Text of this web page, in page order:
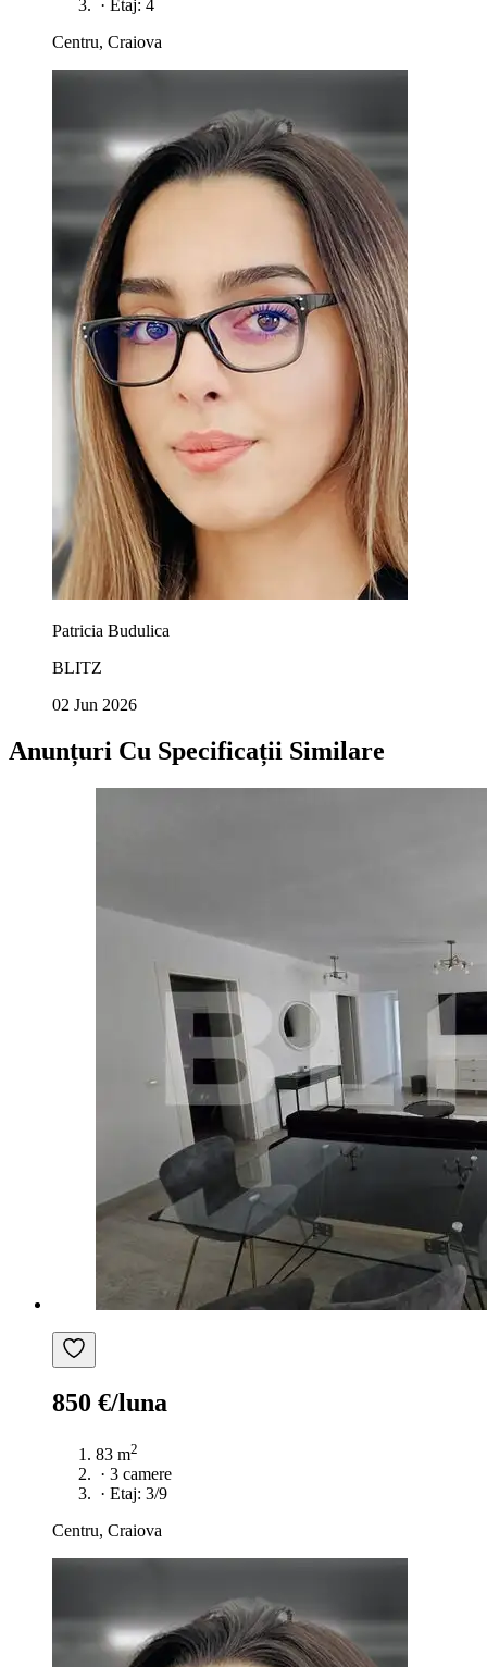
· Etaj: 4
Centru, Craiova
Patricia Budulica
BLITZ
02 Jun 2026
Anunțuri Cu Specificații Similare
850 €/luna
83 m2
· 3 camere
· Etaj: 3/9
Centru, Craiova